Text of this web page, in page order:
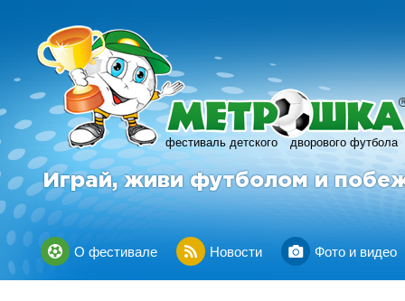
фестиваль детского дворового футбола
R
Играй, живи футболом и
О фестивале Новости Фото и видео